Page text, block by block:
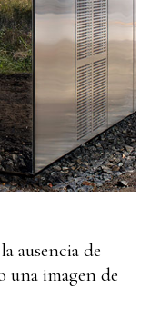
ausencia de
una imagen de